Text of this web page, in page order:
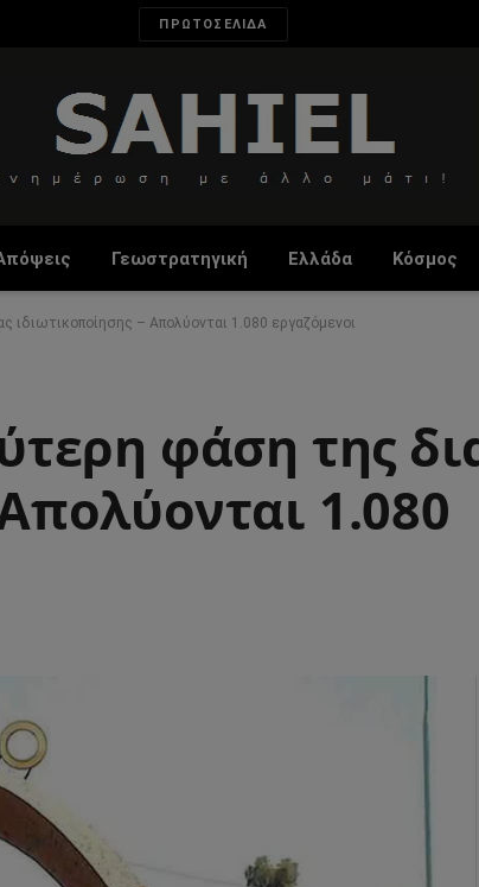
ΠΡΩΤΟΣΕΛΙΔΑ
Γεωστρατηγική Ελλάδα Κόσμος
– Απολύονται 1.080 εργαζόμενοι
φάση της
1.080